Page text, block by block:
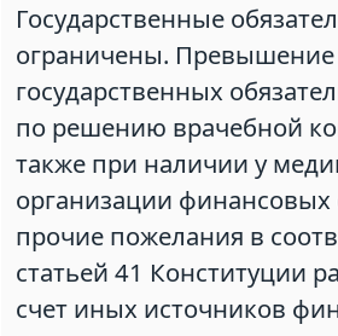
Государственные
ограничены. Превышение
государственных
по решению врачебной
также при наличии у
организации финансовых
прочие пожелания в
статьей 41 Конституции
счет иных источников